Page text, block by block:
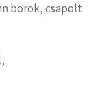
borok, csapolt